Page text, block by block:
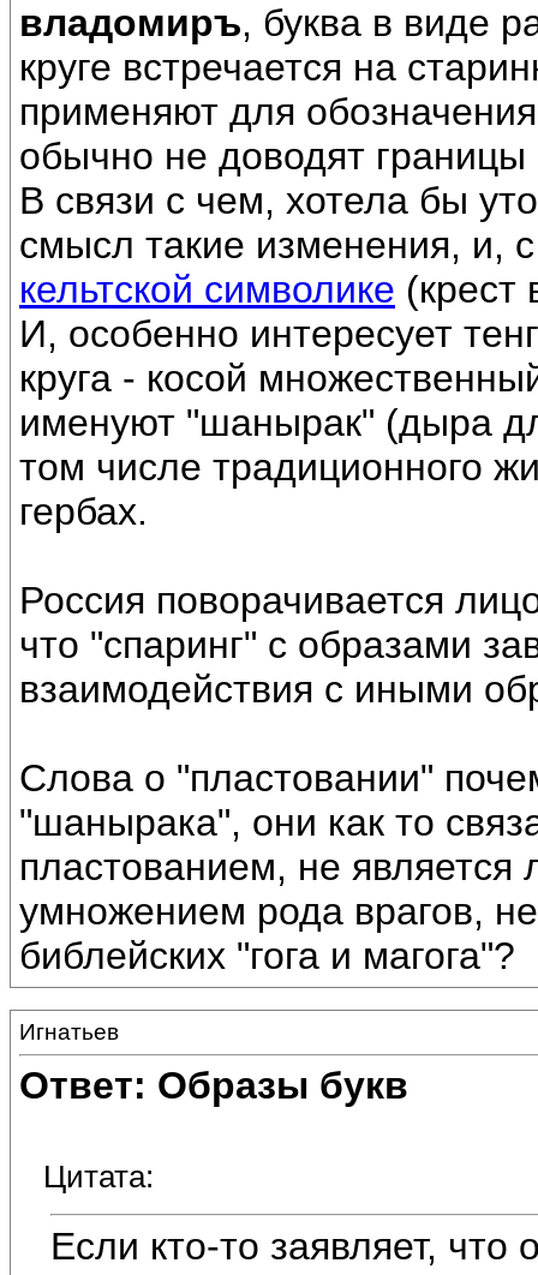
владомиръ, буква в виде
круге встречается на
применяют для
обычно не доводят границы
В связи с чем, хотела бы
смысл такие изменения, и,
кельтской символике (крест
И, особенно интересует
круга - косой
именуют "шанырак" (дыра
том числе традиционного
гербах.
Россия поворачивается
что "спаринг" с образами
взаимодействия с иными
Слова о "пластовании"
"шанырака", они как то
пластованием, не является
умножением рода врагов,
библейских "гога и магога"?
Игнатьев
Ответ: Образы букв
Цитата:
Если кто-то заявляет, что